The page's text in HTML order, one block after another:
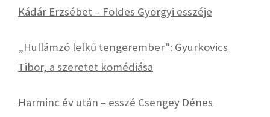
Kádár Erzsébet – Földes Györgyi esszéje
„Hullámzó lelkű tengerember”: Gyurkovics
Tibor, a szeretet komédiása
Harminc év után – esszé Csengey Dénes